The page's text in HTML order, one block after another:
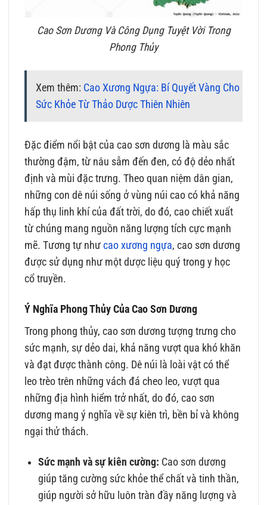
Cao Sơn Dương Và Công Dụng Tuyệt Vời Trong
Phong Thủy
Xem thêm: Cao Xương Ngựa: Bí Quyết Vàng Cho
Sức Khỏe Từ Thảo Dược Thiên Nhiên
Đặc điểm nổi bật của cao sơn dương là màu sắc
thường đậm, từ nâu sẫm đến đen, có độ dẻo nhất
định và mùi đặc trưng. Theo quan niệm dân gian,
những con dê núi sống ở vùng núi cao có khả năng
hấp thụ linh khí của đất trời, do đó, cao chiết xuất
từ chúng mang nguồn năng lượng tích cực mạnh
mẽ. Tương tự nhưcao xương ngựa, cao sơn dương
được sử dụng như một dược liệu quý trong y học
cổ truyền.
Ý Nghĩa Phong Thủy Của Cao Sơn Dương
Trong phong thủy, cao sơn dương tượng trưng cho
sức mạnh, sự dẻo dai, khả năng vượt qua khó khăn
và đạt được thành công. Dê núi là loài vật có thể
leo trèo trên những vách đá cheo leo, vượt qua
những địa hình hiểm trở nhất, do đó, cao sơn
dương mang ý nghĩa về sự kiên trì, bền bỉ và không
ngại thử thách.
Sức mạnh và sự kiên cường: Cao sơn dương
giúp tăng cường sức khỏe thể chất và tinh thần,
giúp người sở hữu luôn tràn đầy năng lượng và